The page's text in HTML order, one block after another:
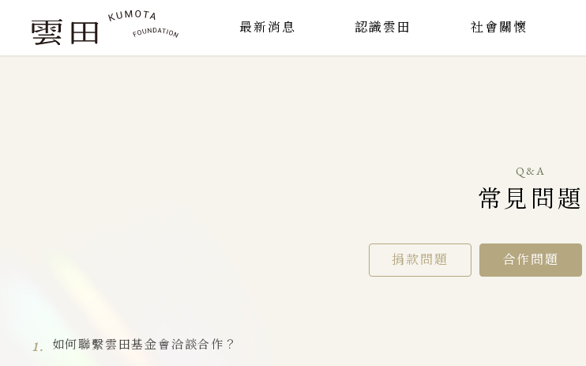
最新消息 認識雲田 社會關懷
Q&A
常見問題
捐款問題 合作問題
1. 如何聯繫雲田基金會洽談合作？